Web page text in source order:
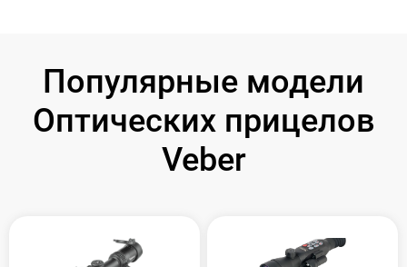
Популярные модели
Оптических прицелов
Veber